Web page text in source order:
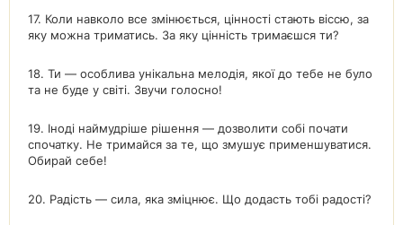
17. Коли навколо все змінюється, цінності стають віссю, за
яку можна триматись. За яку цінність тримаєшся ти?
18. Ти — особлива унікальна мелодія, якої до тебе не було
та не буде у світі. Звучи голосно!
19. Іноді наймудріше рішення — дозволити собі почати
спочатку. Не тримайся за те, що змушує применшуватися.
Обирай себе!
20. Радість — сила, яка зміцнює. Що додасть тобі радості?